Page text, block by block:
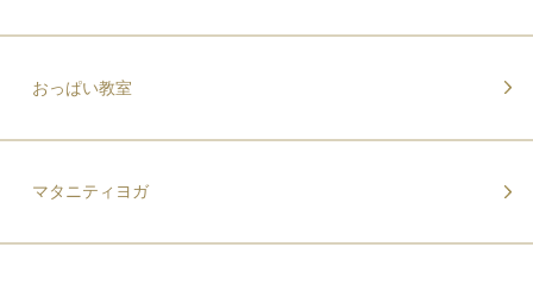
おっぱい教室
マタニティヨガ